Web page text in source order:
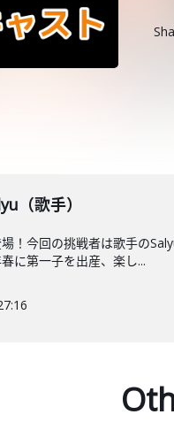
（歌手）
！今回の挑戦者は歌手の
に第一子を出産、楽し...